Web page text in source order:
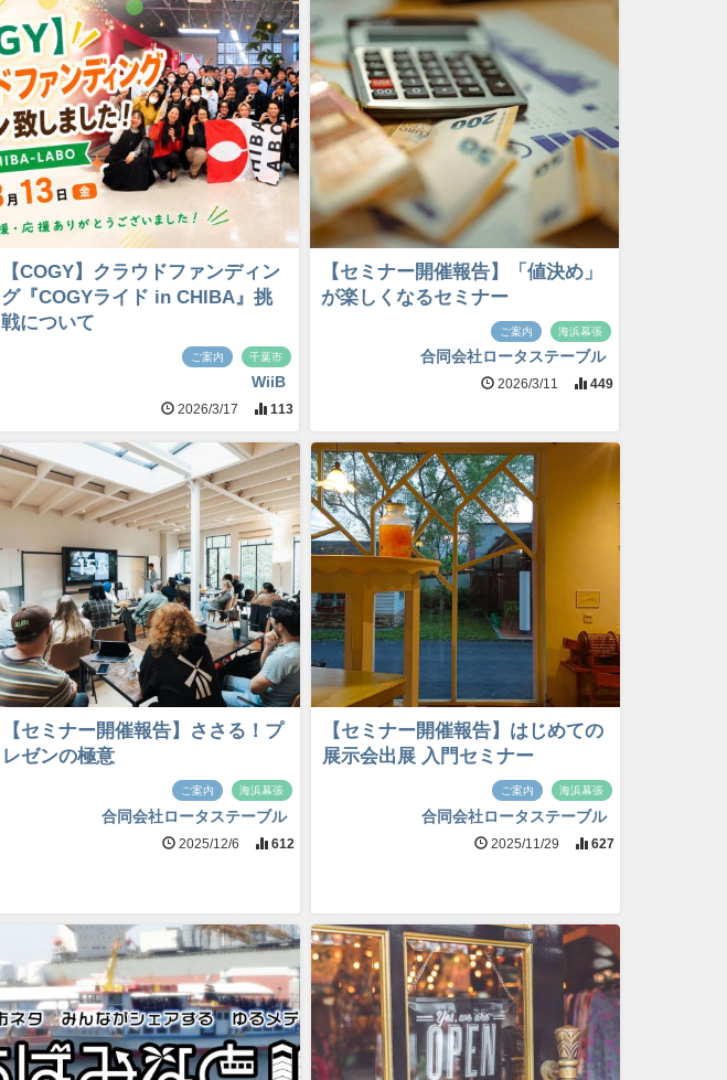
【COGY】クラウドファンディン
グ『COGYライド in CHIBA』挑
戦について
ご案内 千葉市
WiiB
2026/3/17 113
【セミナー開催報告】「値決め」
が楽しくなるセミナー
ご案内 海浜幕張
合同会社ロータステーブル
2026/3/11 449
【セミナー開催報告】ささる！プ
レゼンの極意
ご案内 海浜幕張
合同会社ロータステーブル
2025/12/6 612
【セミナー開催報告】はじめての
展示会出展 入門セミナー
ご案内 海浜幕張
合同会社ロータステーブル
2025/11/29 627